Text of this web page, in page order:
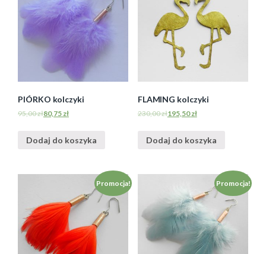
PIÓRKO kolczyki
95,00zł80,75 zł
Dodaj do koszyka
FLAMING kolczyki
230,00zł195,50zł
Dodaj do koszyka
Promocja! Promocja!